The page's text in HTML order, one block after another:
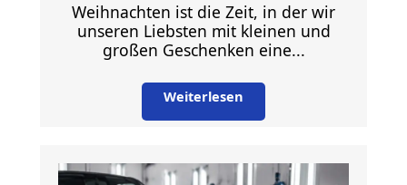
Weihnachten ist die Zeit, in der wir
unseren Liebsten mit kleinen und
großen Geschenken eine...
Weiterlesen